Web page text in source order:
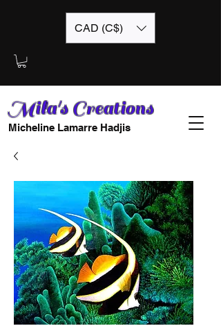
CAD (C$)
Mila's Creations
Micheline Lamarre Hadjis